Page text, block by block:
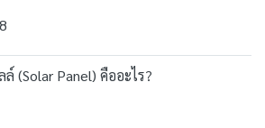
ล์ (Solar Panel) คืออะไร?